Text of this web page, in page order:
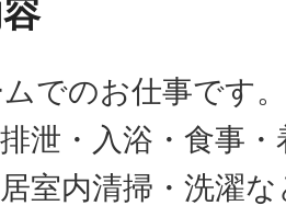
でのお仕事です
泄・入浴・食事
室内清掃・洗濯